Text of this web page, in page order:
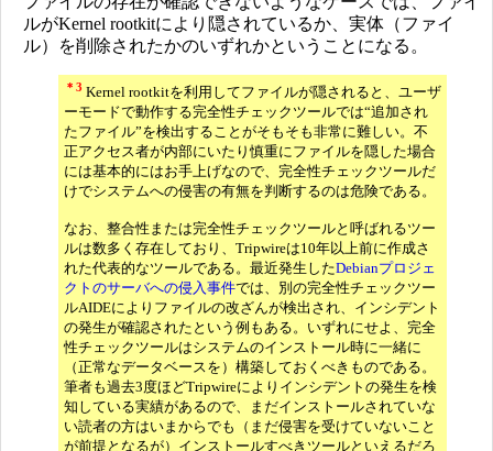
ルがKernel rootkitにより隠されているか、実体（ファイ
ル）を削除されたかのいずれかということになる。
＊3 Kernel rootkitを利用してファイルが隠されると、ユーザ
ーモードで動作する完全性チェックツールでは“追加され
たファイル”を検出することがそもそも非常に難しい。不
正アクセス者が内部にいたり慎重にファイルを隠した場合
には基本的にはお手上げなので、完全性チェックツールだ
けでシステムへの侵害の有無を判断するのは危険である。
なお、整合性または完全性チェックツールと呼ばれるツー
ルは数多く存在しており、Tripwireは10年以上前に作成さ
れた代表的なツールである。最近発生したDebianプロジェ
クトのサーバへの侵入事件では、別の完全性チェックツー
ルAIDEによりファイルの改ざんが検出され、インシデント
の発生が確認されたという例もある。いずれにせよ、完全
性チェックツールはシステムのインストール時に一緒に
（正常なデータベースを）構築しておくべきものである。
筆者も過去3度ほどTripwireによりインシデントの発生を検
知している実績があるので、まだインストールされていな
い読者の方はいまからでも（まだ侵害を受けていないこと
が前提となるが）インストールすべきツールといえるだろ